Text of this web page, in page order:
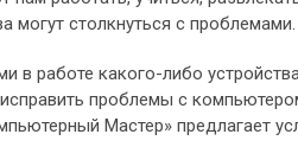
могут столкнуться с проблемами.
в работе какого-либо
проблемы с
Мастер» предлагает